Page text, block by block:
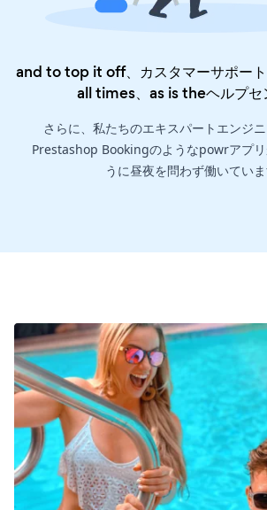
and to top it off、カスタマーサポー
all times、as is theヘルプセ
さらに、私たちのエキスパートエンジニ
Prestashop Bookingのようなpowrアプリ
うに昼夜を問わず働いていま